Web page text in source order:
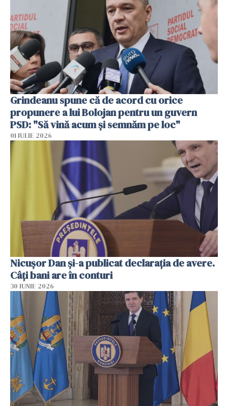
Grindeanu spune că de acord cu orice
propunere a lui Bolojan pentru un guvern
PSD: "Să vină acum și semnăm pe loc"
01 IULIE 2026
Nicuşor Dan şi-a publicat declaraţia de avere.
Câți bani are în conturi
30 IUNIE 2026